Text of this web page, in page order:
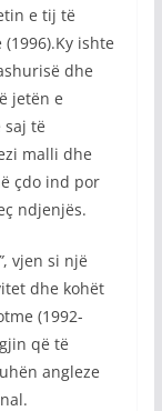
e tij të
ishte
dhe
jetën e
të
malli dhe
çdo ind por
ndjenjës.
, vjen si një
dhe kohët
(1992-
që të
angleze